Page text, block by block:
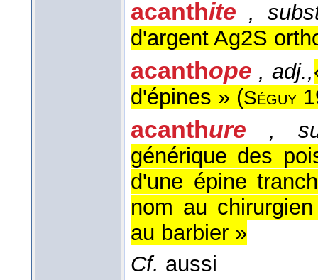
acanthite ,
d'argent Ag2S
acanthope , adj.,
d'épines » (Séguy
acanthure
,
générique des
d'une épine
nom au
au barbier »
Cf. aussi